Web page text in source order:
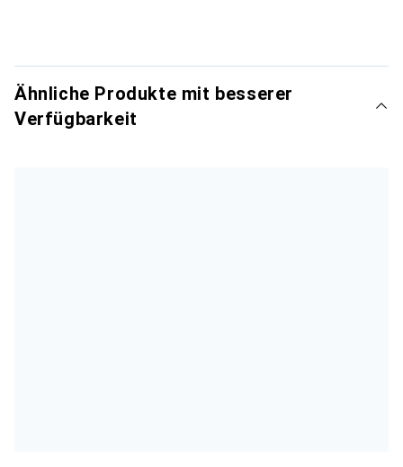
Ähnliche Produkte mit besserer
Verfügbarkeit